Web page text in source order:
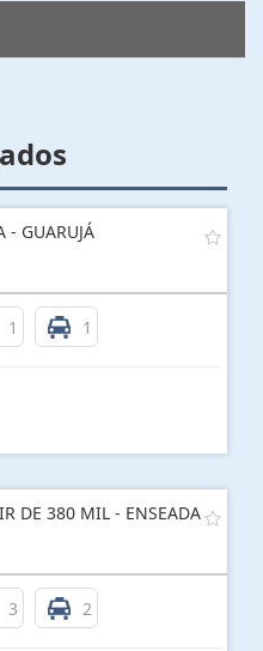
- GUARUJÁ
1 1
DE 380 MIL - ENSEADA
3 2